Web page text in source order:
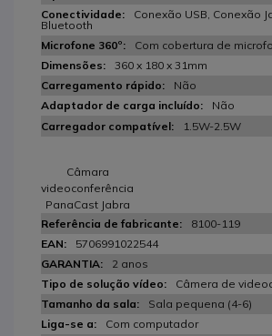
Conexão USB, Conexão
Bluetooth
Com cobertura de
360 x 180 x 31mm
Não
Não
1.5W-2.5W
Câmara
videoconferência
PanaCast Jabra
8100-119
5706991022544
2 anos
Câmera de
Sala pequena (4-6)
Com computador